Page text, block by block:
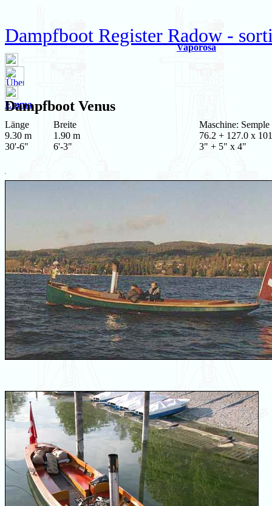
Dampfboot Register Radow -
Vaporosa
Emma
Dampfboot Venus
Länge
9.30 m
30'-6"
Breite
1.90 m
6'-3"
Maschine:
76.2 + 127.0 x
3" + 5" x 4"